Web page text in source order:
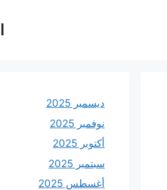
ديسمبر 2025
نوفمبر 2025
أكتوبر 2025
سبتمبر 2025
أغسطس 2025